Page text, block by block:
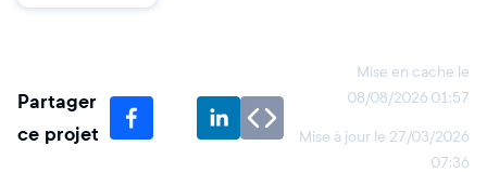
Partager
ce projet
Mise en cache le
08/08/2026 01:57
Mise à jour le 27/03/2026
07:36